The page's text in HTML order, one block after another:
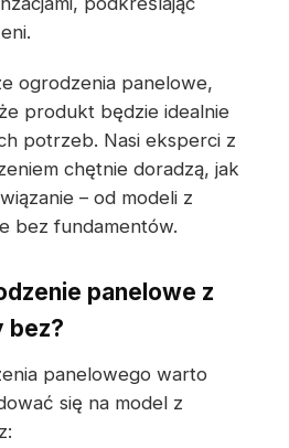
ogrodzenia panelowe,
produkt będzie idealnie
potrzeb. Nasi eksperci z
chętnie doradzą, jak
– od modeli z
bez fundamentów.
panelowe z
bez?
panelowego warto
się na model z